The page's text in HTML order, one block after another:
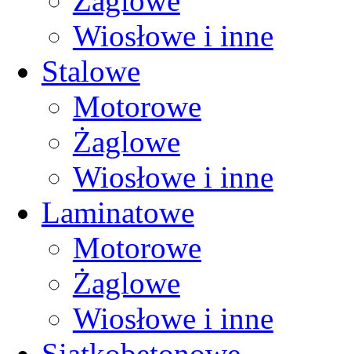
Wiosłowe i inne
Stalowe
Motorowe
Żaglowe
Wiosłowe i inne
Laminatowe
Motorowe
Żaglowe
Wiosłowe i inne